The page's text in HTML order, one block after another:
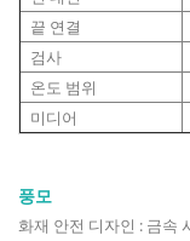
끝 연결
검사
온도 범위
미디어
풍모
화재 안전 디자인 : 금속